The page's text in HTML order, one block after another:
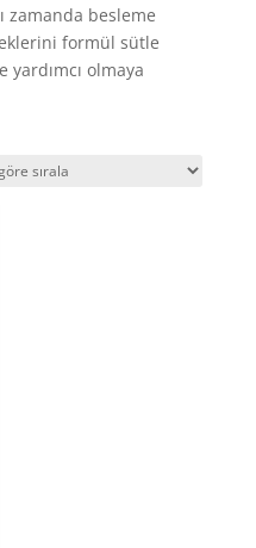
zamanda besleme
formül sütle
olmaya